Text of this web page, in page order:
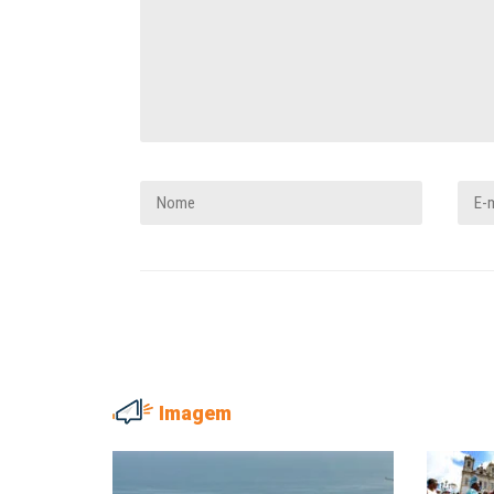
Imagem
SERGIO LUIZ LEITE
Saúde mental: